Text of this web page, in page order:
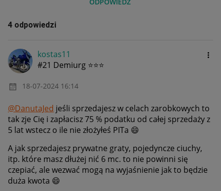
ODPOWIEDZ
4 odpowiedzi
kostas11
#21 Demiurg ⭐⭐⭐
‎18-07-2024 16:14
@DanutaJed jeśli sprzedajesz w celach zarobkowych to
tak zje Cię i zapłacisz 75 % podatku od całej sprzedaży z
5 lat wstecz o ile nie złożyłeś PITa 😄
A jak sprzedajesz prywatne graty, pojedyncze ciuchy,
itp. które masz dłużej nić 6 mc. to nie powinni się
czepiać, ale wezwać mogą na wyjaśnienie jak to będzie
duża kwota 😄